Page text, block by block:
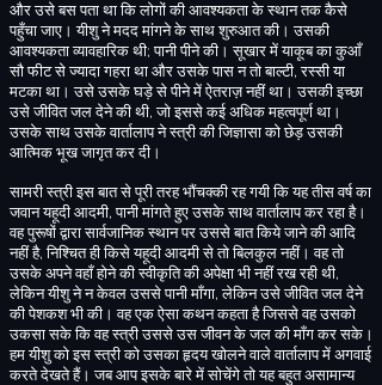
और उसे बस पता था कि लोगों की आवश्यकता के स्थान तक कैसे
पहुँचा जाए। यीशु ने मदद मांगने के साथ शुरुआत की। उसकी
आवश्यकता व्यावहारिक थी;पानी पीने की। सूखार में याकूब का कुआँ
सौ फीट से ज्यादा गहरा था और उसके पास न तो बाल्टी,रस्सी या
मटका था। उसे उसके घड़े से पीने में ऐतराज़ नहीं था। उसकी इच्छा
उसे जीवित जल देने की थी,जो इससे कई अधिक महत्वपूर्ण था।
उसके साथ उसके वार्तालाप ने स्त्री की जिज्ञासा को छेड़ उसकी
आत्मिक भूख जागृत कर दी।
सामरी स्त्री इस बात से पूरी तरह भौंचक्की रह गयी कि यह तीस वर्ष का
जवान यहूदी आदमी,पानी मांगते हुए उसके साथ वार्तालाप कर रहा है।
वह पुरूषों द्वारा सार्वजानिक स्थान पर उससे बात किये जाने की आदि
नहीं है,निश्चित ही किसे यहूदी आदमी से तो बिलकुल नहीं। वह तो
उसके अपने वहाँ होने कीस्वीकृति की अपेक्षा भी नहीं रख रही थी,
लेकिन यीशु ने न केवल उससे पानी माँगा,लेकिन उसे जीवित जल देने
की पेशकश भी की । वह एक ऐसा कथन कहता है जिससे वह उसको
उकसा सके कि वह स्त्री उससे उस जीवन के जल की माँग कर सके।
हम यीशु को इस स्त्री को उसका हृदय खोलने वाले वार्तालाप में अगवाई
करते देखते हैं। जब आप इसके बारे में सोचेंगे तो यह बहुत असामान्य